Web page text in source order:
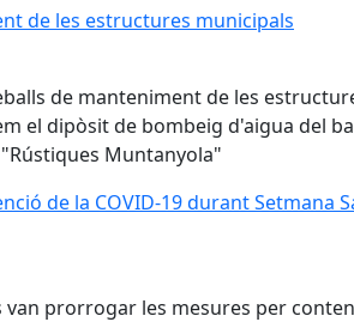
de les estructures municipals
de les estructures municipals
de manteniment de les
el dipòsit de bombeig d'aigua del
Muntanyola"
de la COVID-19 durant Setmana
de la COVID-19 durant Setmana
van prorrogar les mesures per